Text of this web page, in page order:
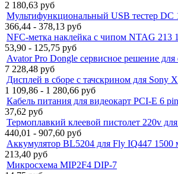
2 180,63 руб
Мультифункциональный USB тестер DC
366,44 - 378,13 руб
NFC-метка наклейка с чипом NTAG
53,90 - 125,75 руб
Avator Pro Dongle сервисное решение
7 228,48 руб
Дисплей в сборе с тачскрином для Sony
1 109,86 - 1 280,66 руб
Кабель питания для видеокарт PCI-E 6
37,62 руб
Термоплавкий клеевой пистолет 220v
440,01 - 907,60 руб
Аккумулятор BL5204 для Fly IQ447 1500
213,40 руб
Микросхема MIP2F4 DIP-7